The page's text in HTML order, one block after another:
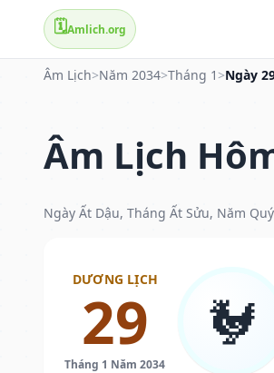
🗓️Amlich.org
Âm Lịch>Năm 2034>Tháng 1 >Ngày
Âm Lịch
Ngày Ất Dậu, Tháng Ất Sửu, Năm
DƯƠNG LỊCH
29
Tháng 1 Năm 2034
🐓